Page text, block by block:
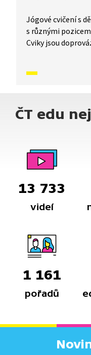
Jógové cvičení s
s různými
Cviky jsou
ČT edu
13 733
videí
1 161
pořadů